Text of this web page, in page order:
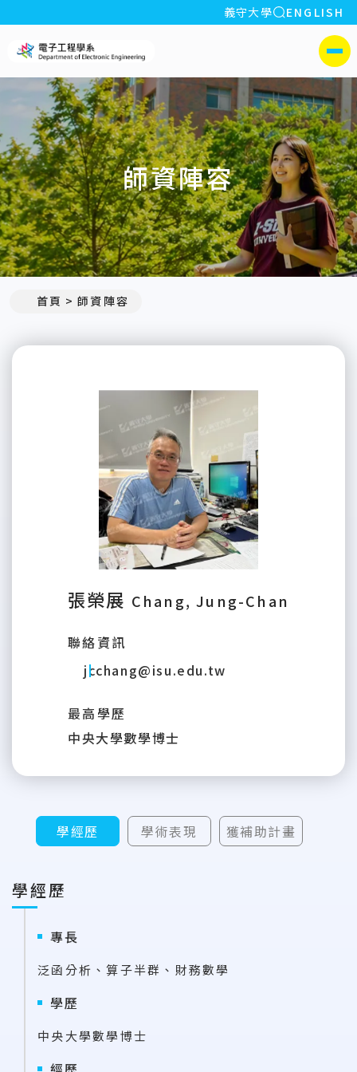
:::
義守大學 全站搜索
ENGLISH
側選單
師資陣容
首頁 師資陣容
張榮展 Chang, Jung-Chan
聯絡資訊
jcchang@isu.edu.tw
最高學歷
中央大學數學博士
學經歷 學術表現 獲補助計畫
學經歷
專長
泛函分析、算子半群、財務數學
學歷
中央大學數學博士